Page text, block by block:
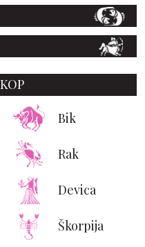
Bik
Rak
Devica
Škorpija